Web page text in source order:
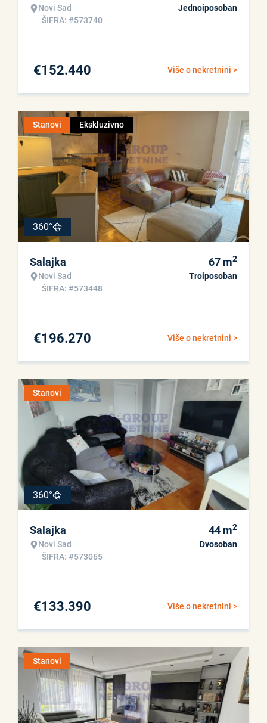
Novi Sad
ŠIFRA: #573740
Jednoiposoban
Više o nekretnini >
€152.440
Stanovi Ekskluzivno
360°
Salajka
Novi Sad
ŠIFRA: #573448
67 m2
Troiposoban
Više o nekretnini >
€196.270
Stanovi
360°
Salajka
Novi Sad
ŠIFRA: #573065
44 m2
Dvosoban
Više o nekretnini >
€133.390
Stanovi